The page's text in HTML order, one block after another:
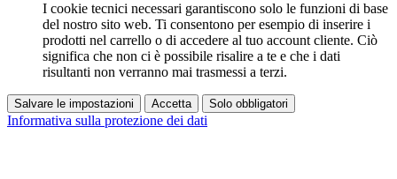
I cookie tecnici necessari garantiscono solo le funzioni di base
del nostro sito web. Ti consentono per esempio di inserire i
prodotti nel carrello o di accedere al tuo account cliente. Ciò
significa che non ci è possibile risalire a te e che i dati
risultanti non verranno mai trasmessi a terzi.
Salvare le impostazioni Accetta Solo obbligatori
Informativa sulla protezione dei dati